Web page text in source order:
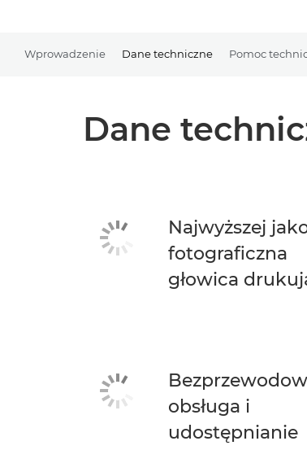
Wprowadzenie Dane techniczne Pomoc
Dane
Najwyższej
fotograficzna
głowica
obsługa i
udostępnianie